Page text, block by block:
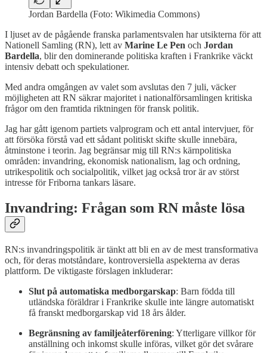
Jordan Bardella (Foto: Wikimedia Commons)
I ljuset av de pågående franska parlamentsvalen har utsikterna för att
Nationell Samling (RN), lett av Marine Le Pen och Jordan
Bardella, blir den dominerande politiska kraften i Frankrike väckt
intensiv debatt och spekulationer.
Med andra omgången av valet som avslutas den 7 juli, väcker
möjligheten att RN säkrar majoritet i nationalförsamlingen kritiska
frågor om den framtida riktningen för fransk politik.
Jag har gått igenom partiets valprogram och ett antal intervjuer, för
att försöka förstå vad ett sådant politiskt skifte skulle innebära,
åtminstone i teorin. Jag begränsar mig till RN:s kärnpolitiska
områden: invandring, ekonomisk nationalism, lag och ordning,
utrikespolitik och socialpolitik, vilket jag också tror är av störst
intresse för Friborna tankars läsare.
Invandring: Frågan som RN måste lösa
RN:s invandringspolitik är tänkt att bli en av de mest transformativa
och, för deras motståndare, kontroversiella aspekterna av deras
plattform. De viktigaste förslagen inkluderar:
Slut på automatiska medborgarskap: Barn födda till
utländska föräldrar i Frankrike skulle inte längre automatiskt
få franskt medborgarskap vid 18 års ålder.
Begränsning av familjeåterförening: Ytterligare villkor för
anställning och inkomst skulle införas, vilket gör det svårare